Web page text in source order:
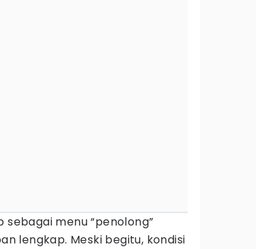
menu “penolong”
lengkap. Meski begitu, kondisi